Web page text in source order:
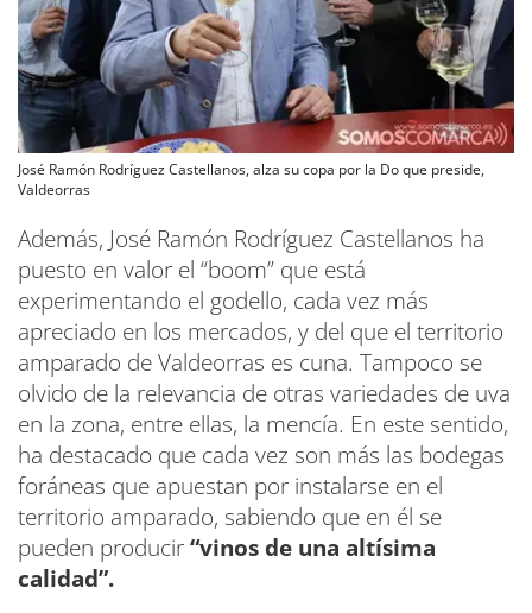
José Ramón Rodríguez Castellanos, alza su copa por la Do que preside,
Valdeorras
Además, José Ramón Rodríguez Castellanos ha
puesto en valor el “boom” que está
experimentando el godello, cada vez más
apreciado en los mercados, y del que el territorio
amparado de Valdeorras es cuna. Tampoco se
olvido de la relevancia de otras variedades de uva
en la zona, entre ellas, la mencía. En este sentido,
ha destacado que cada vez son más las bodegas
foráneas que apuestan por instalarse en el
territorio amparado, sabiendo que en él se
pueden producir“vinos de una altísima
calidad”.